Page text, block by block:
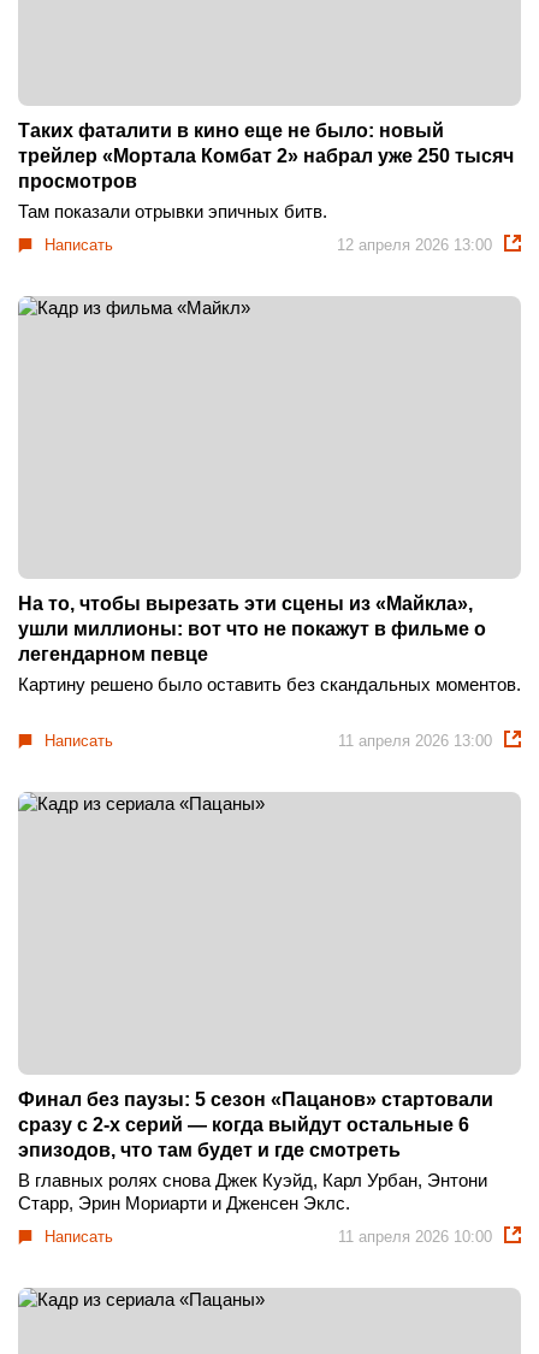
Таких фаталити в кино еще не было: новый
трейлер «Мортала Комбат 2» набрал уже 250 тысяч
просмотров
Там показали отрывки эпичных битв.
Написать 12 апреля 2026 13:00
На то, чтобы вырезать эти сцены из «Майкла»,
ушли миллионы: вот что не покажут в фильме о
легендарном певце
Картину решено было оставить без скандальных моментов.
Написать 11 апреля 2026 13:00
Финал без паузы: 5 сезон «Пацанов» стартовали
сразу с 2-х серий — когда выйдут остальные 6
эпизодов, что там будет и где смотреть
В главных ролях снова Джек Куэйд, Карл Урбан, Энтони
Старр, Эрин Мориарти и Дженсен Эклс.
Написать 11 апреля 2026 10:00